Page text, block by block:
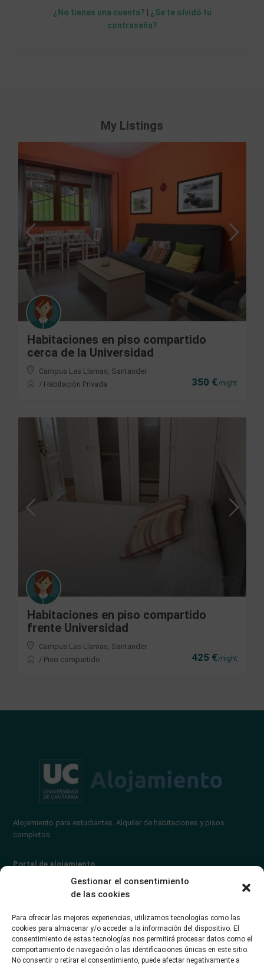
Gestionar el consentimiento
de las cookies
Para ofrecer las mejores experiencias, utilizamos tecnologías como las
cookies para almacenar y/o acceder a la información del dispositivo. El
consentimiento de estas tecnologías nos permitirá procesar datos como el
comportamiento de navegación o las identificaciones únicas en este sitio.
No consentir o retirar el consentimiento, puede afectar negativamente a
¿No tienes una cuenta?
¿Se te olvidó tu
contraseña?
My Listings
350 €/night
Habitaciones en piso compartido
cerca de la Universidad
Campus Las Llamas Santander
/ Habitación Privada
425 €/night
Habitaciones en piso compartido
frente Universidad
Campus Las Llamas Santander
/ Piso compartido
Alojamiento para estudiantes. Alquiler de habitaciones y pisos
completos.
Portal de alojamiento
Alojamiento para estudiantes
Intercambio para estudiantes
Otros Alojamientos